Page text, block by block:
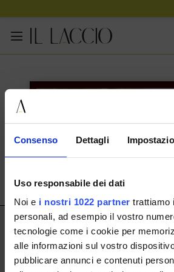
Consenso Dettagli
Uso responsabile dei dati
Noi e i nostri 1022 partner trattiamo
personali, ad esempio il vostro
tecnologie come i cookie per
alle informazioni sul vostro
pubblicare annunci e contenuti
KONTAKTINFORMATIONEN
Via Cassala 20 25126 Brescia
+393291008001
IL LACCIO
IL LACCIO